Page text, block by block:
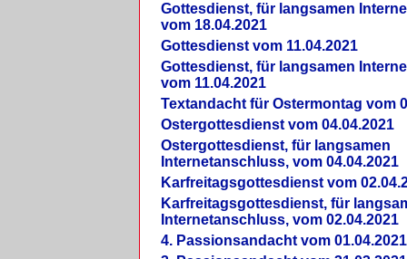
Gottesdienst, für langsamen
vom 18.04.2021
Gottesdienst vom 11.04.2021
Gottesdienst, für langsamen
vom 11.04.2021
Textandacht für Ostermontag vom
Ostergottesdienst vom 04.04.2021
Ostergottesdienst, für langsamen
Internetanschluss, vom 04.04.2021
Karfreitagsgottesdienst vom
Karfreitagsgottesdienst, für
Internetanschluss, vom 02.04.2021
4. Passionsandacht vom 01.04.2021